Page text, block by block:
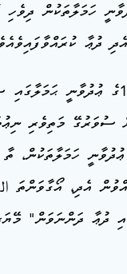
ހަމަލާތަކުން ދިވެހި
ދުޢާ
ސުވަރުގޭ މަތިވެރި
ހަމަލާތަކުން، ތާ
އެދި، އޯގާވަންތަ
ދުޢާ ދަންނަވަން"